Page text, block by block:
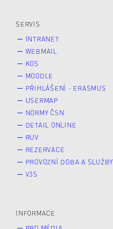
SERVIS
INTRANET
WEBMAIL
KOS
MOODLE
PŘIHLÁŠENÍ - ERASMUS
USERMAP
NORMY ČSN
DETAIL ONLINE
RUV
REZERVACE
PROVOZNÍ DOBA A SLUŽBY
V3S
INFORMACE